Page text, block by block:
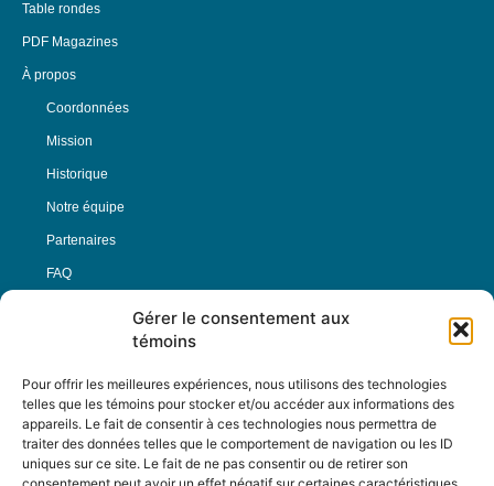
Gérer le consentement aux
témoins
Pour offrir les meilleures expériences, nous utilisons des technologies
telles que les témoins pour stocker et/ou accéder aux informations des
appareils. Le fait de consentir à ces technologies nous permettra de
traiter des données telles que le comportement de navigation ou les ID
uniques sur ce site. Le fait de ne pas consentir ou de retirer son
Table rondes
PDF Magazines
À propos
Coordonnées
Mission
Historique
Notre équipe
Partenaires
FAQ
Nous Suivre